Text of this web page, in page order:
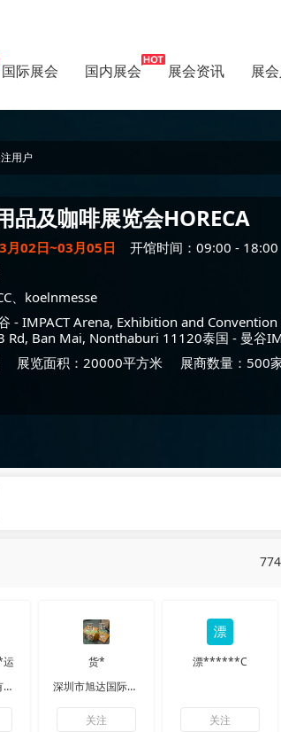
国际展会 国内展会 展会资讯 展
用户
品及咖啡展览会HORECA
月02日~03月05日
开馆时间：09:00 - 18:00
、koelnmesse
- IMPACT Arena, Exhibition and
Rd, Ban Mai, Nonthaburi 11120泰国 - 曼谷
展览面积：20000平方米 展商数量：500
广东协邦物流有限公司
货*
深圳市旭达国际货运有限责任公司
关注
漂******C
关注